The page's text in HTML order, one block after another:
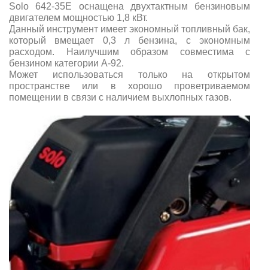
Solo 642-35E оснащена двухтактным бензиновым
двигателем мощностью 1,8 кВт.
Данный инструмент имеет экономный топливный бак,
который вмещает 0,3 л бензина, с экономным
расходом. Наилучшим образом совместима с
бензином категории А-92.
Может использоваться только на открытом
пространстве или в хорошо проветриваемом
помещении в связи с наличием выхлопных газов.